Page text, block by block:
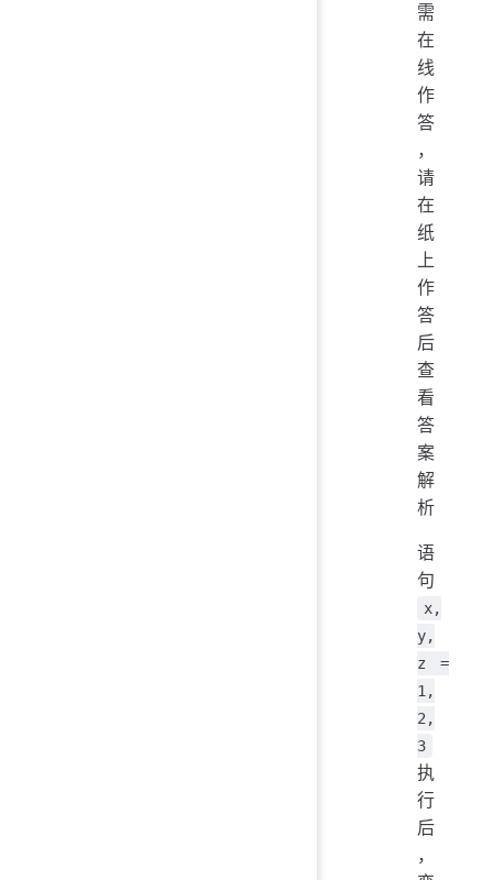
需
在
线
作
答
，
请
在
纸
上
作
答
后
查
看
答
案
解
析
语
句
x,
y,
z =
1,
2,
3
执
行
后
，